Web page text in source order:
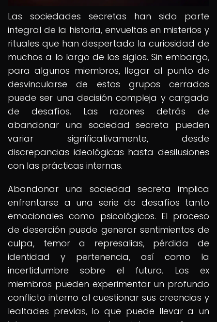
Las sociedades secretas han sido parte
integral de la historia, envueltas en misterios y
rituales que han despertado la curiosidad de
muchos a lo largo de los siglos. Sin embargo,
para algunos miembros, llegar al punto de
desvincularse de estos grupos cerrados
puede ser una decisión compleja y cargada
de desafíos. Las razones detrás de
abandonar una sociedad secreta pueden
variar significativamente, desde
discrepancias ideológicas hasta desilusiones
con las prácticas internas.
Abandonar una sociedad secreta implica
enfrentarse a una serie de desafíos tanto
emocionales como psicológicos. El proceso
de deserción puede generar sentimientos de
culpa, temor a represalias, pérdida de
identidad y pertenencia, así como la
incertidumbre sobre el futuro. Los ex
miembros pueden experimentar un profundo
conflicto interno al cuestionar sus creencias y
lealtades previas, lo que puede llevar a un